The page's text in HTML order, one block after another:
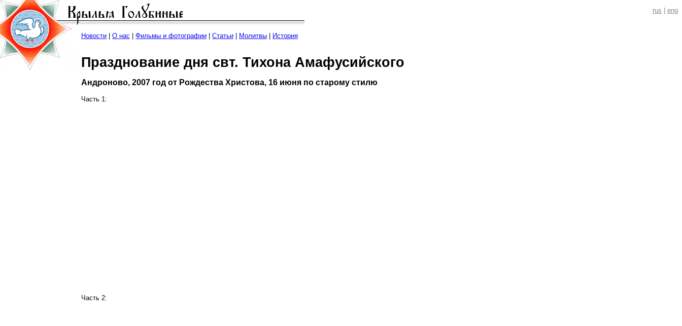
Празднование дня свт. Тихона Амафусийского
Андроново, 2007 год от Рождества Христова, 16 июня по старому стилю
Часть 1:
Часть 2:
Новости О нас Фильмы и фотографии Статьи Молитвы История
rus eng